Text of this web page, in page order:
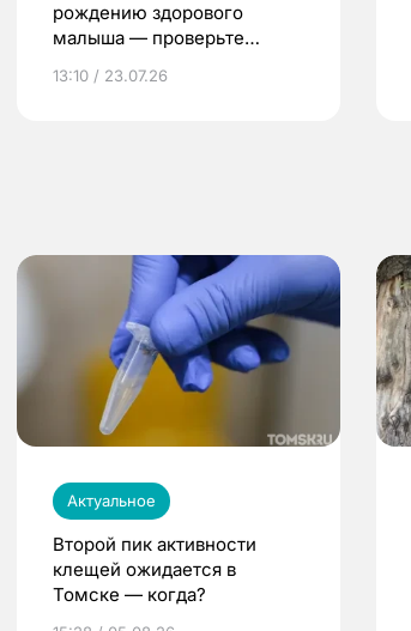
рождению здорового
малыша — проверьте
по ОМС!
13:10 / 23.07.26
Актуальное
Второй пик активности
клещей ожидается в
Томске — когда?